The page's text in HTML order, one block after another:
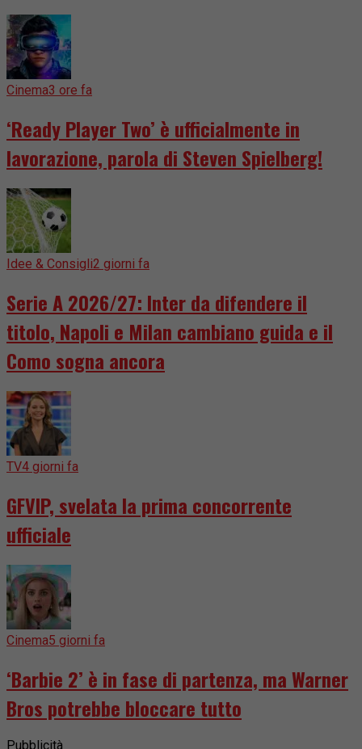
Cinema3 ore fa
‘Ready Player Two’ è ufficialmente in
lavorazione, parola di Steven Spielberg!
Idee & Consigli2 giorni fa
Serie A 2026/27: Inter da difendere il
titolo, Napoli e Milan cambiano guida e il
Como sogna ancora
TV4 giorni fa
GFVIP, svelata la prima concorrente
ufficiale
Cinema5 giorni fa
‘Barbie 2’ è in fase di partenza, ma Warner
Bros potrebbe bloccare tutto
Pubblicità